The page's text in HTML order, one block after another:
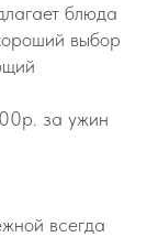
блюда
выбор
за ужин
всегда